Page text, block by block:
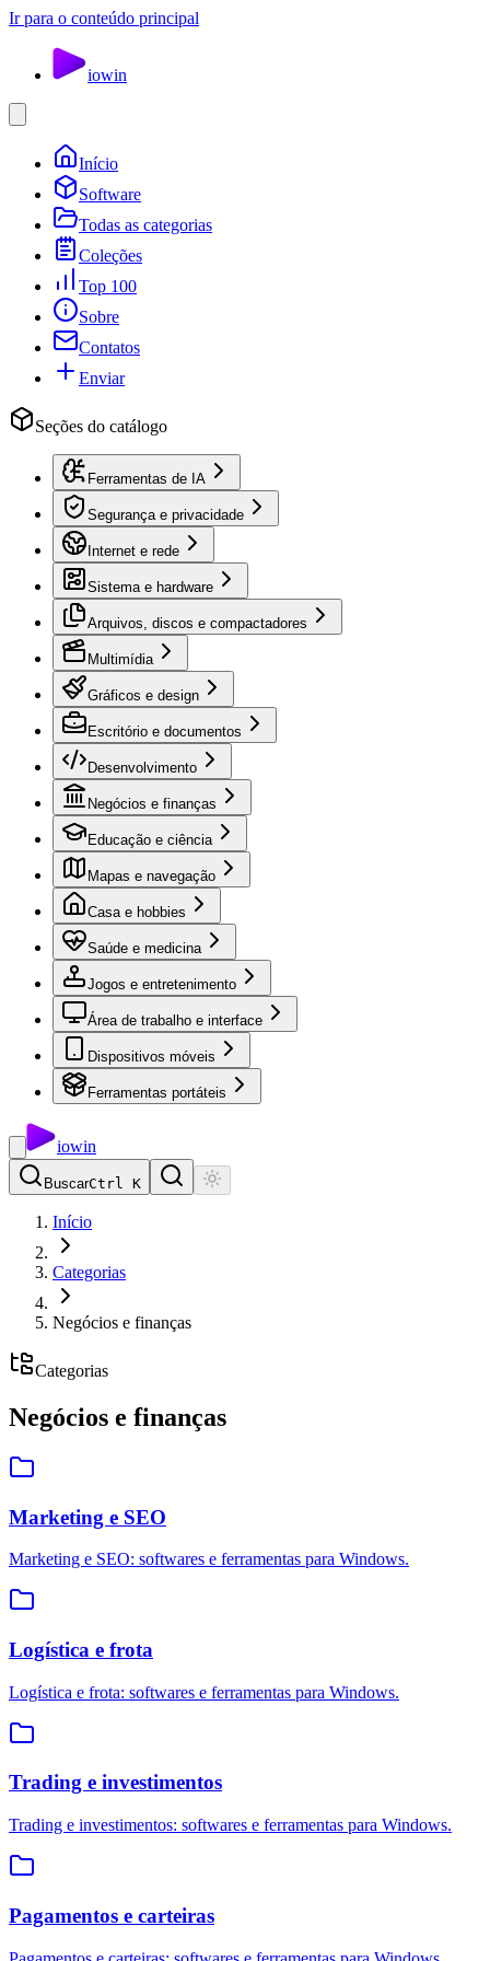
Ir para o conteúdo principal
iowin
Início
Software
Todas as categorias
Coleções
Top 100
Sobre
Contatos
Enviar
Seções do catálogo
Ferramentas de IA
Segurança e privacidade
Internet e rede
Sistema e hardware
Arquivos, discos e compactadores
Multimídia
Gráficos e design
Escritório e documentos
Desenvolvimento
Negócios e finanças
Educação e ciência
Mapas e navegação
Casa e hobbies
Saúde e medicina
Jogos e entretenimento
Área de trabalho e interface
Dispositivos móveis
Ferramentas portáteis
iowin
BuscarCtrl K
Início
Categorias
Negócios e finanças
Categorias
Negócios e finanças
Marketing e SEO
Marketing e SEO: softwares e ferramentas para Windows.
Logística e frota
Logística e frota: softwares e ferramentas para Windows.
Trading e investimentos
Trading e investimentos: softwares e ferramentas para Windows.
Pagamentos e carteiras